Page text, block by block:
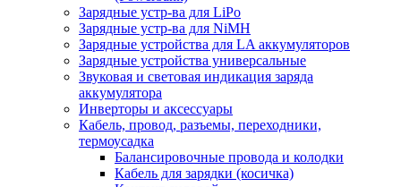
Зарядные устр-ва для LiPo
Зарядные устр-ва для NiMH
Зарядные устройства для LA аккумуляторов
Зарядные устройства универсальные
Звуковая и световая индикация заряда
аккумулятора
Инверторы и аксессуары
Кабель, провод, разъемы, переходники,
термоусадка
Балансировочные провода и колодки
Кабель для зарядки (косичка)